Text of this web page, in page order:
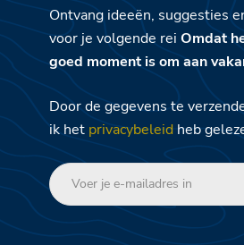
Ontvang ideeën, suggesties
voor je volgende rei Omdat
goed moment is om aan
Door de gegevens te
ik het privacybeleid heb